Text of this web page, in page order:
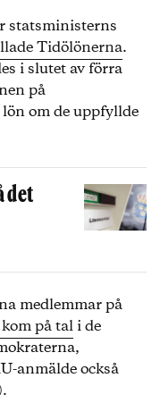
statsministerns
Tidölönerna.
i slutet av förra
på
om de uppfyllde
det
medlemmar på
på tali de
anmälde också